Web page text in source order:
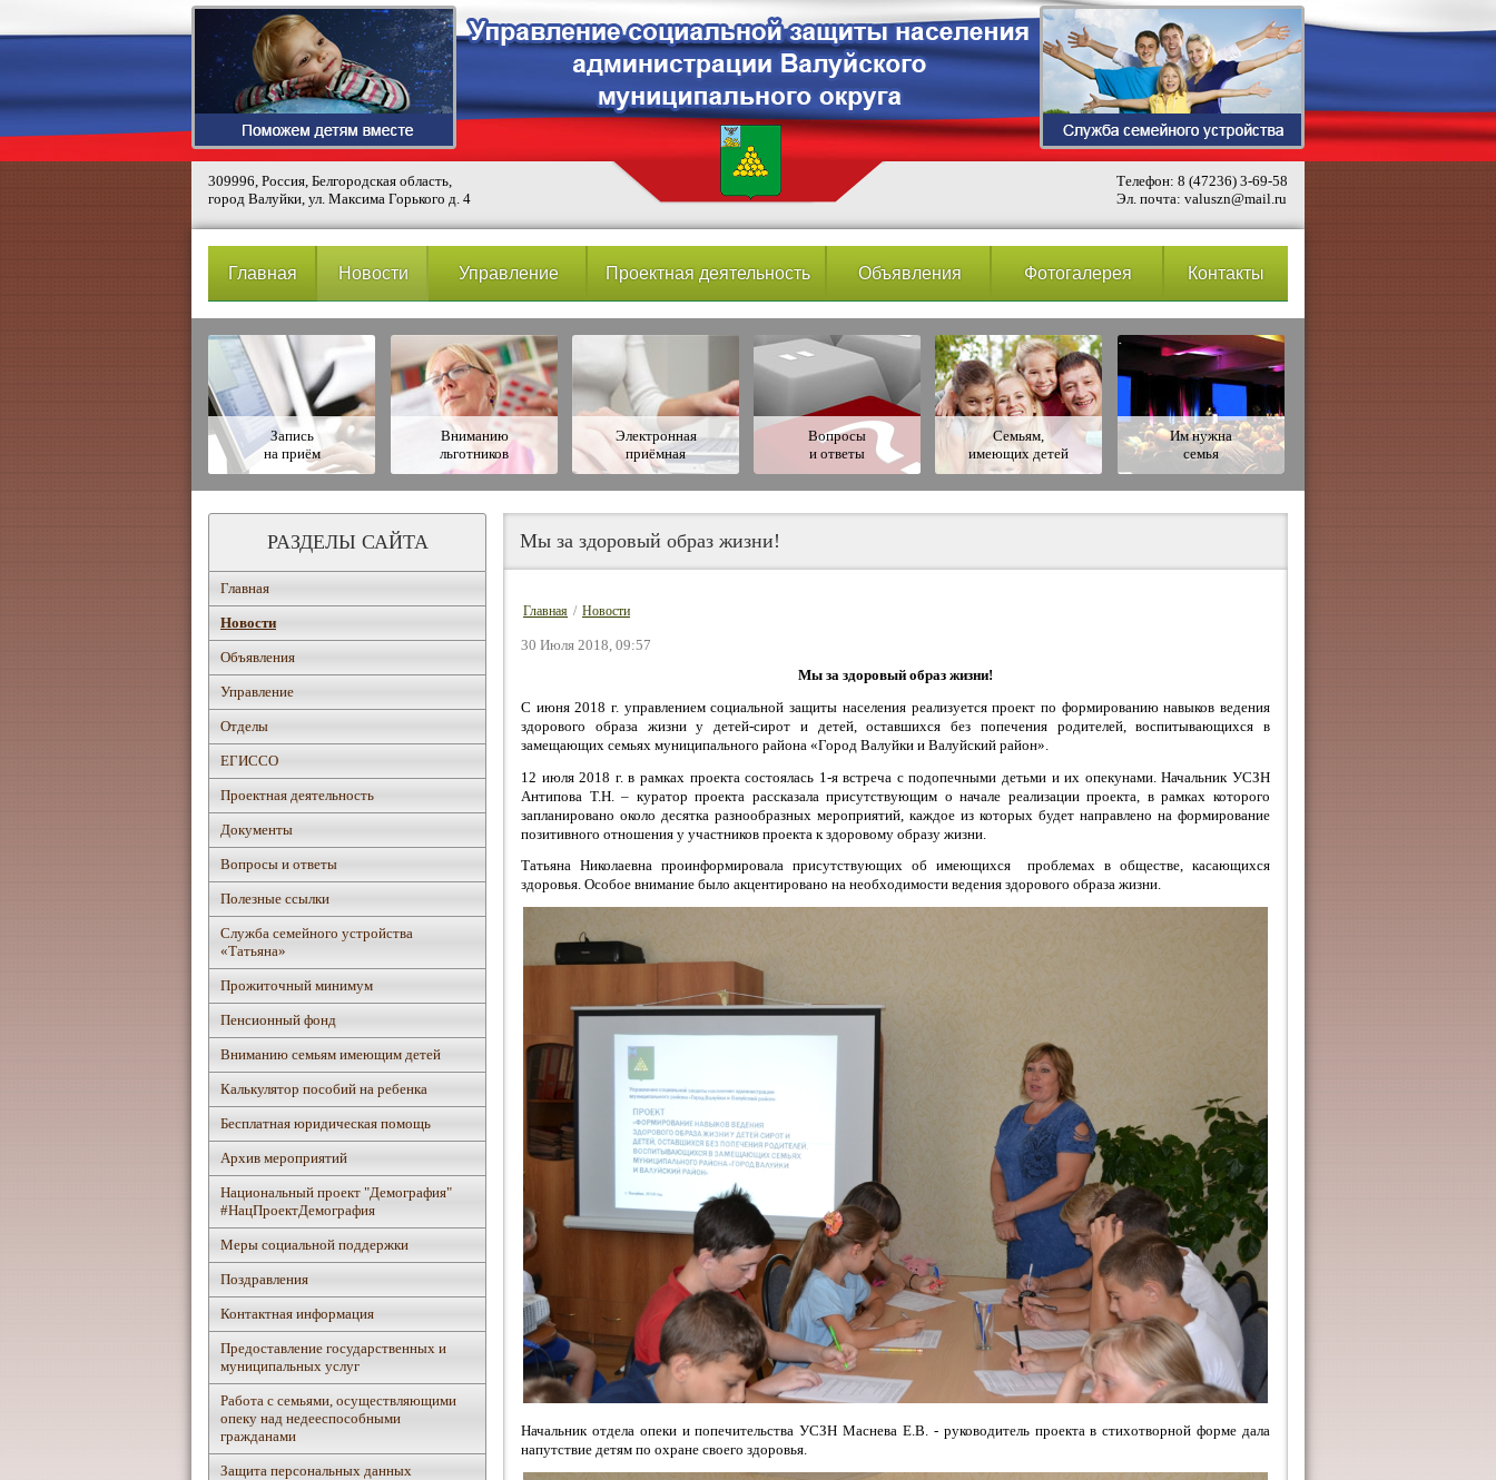
309996, Россия, Белгородская область,
город Валуйки, ул. Максима Горького д. 4
Телефон: 8 (47236) 3-69-58
Эл. почта: valuszn@mail.ru
Главная Новости Управление Проектная деятельность Объявления Фотогалерея Контакты
Запись
на приём
Вниманию
льготников
Электронная
приёмная
Вопросы
и ответы
Семьям,
имеющих детей
Им нужна
семья
РАЗДЕЛЫ САЙТА
Главная
Новости
Объявления
Управление
Отделы
ЕГИССО
Проектная деятельность
Документы
Вопросы и ответы
Полезные ссылки
Служба семейного устройства
«Татьяна»
Прожиточный минимум
Пенсионный фонд
Вниманию семьям имеющим детей
Калькулятор пособий на ребенка
Бесплатная юридическая помощь
Архив мероприятий
Национальный проект "Демография"
#НацПроектДемография
Mеры социальной поддержки
Поздравления
Контактная информация
Предоставление государственных и
муниципальных услуг
Работа с семьями, осуществляющими
опеку над недееспособными
гражданами
Защита персональных данных
Мы за здоровый образ жизни!
Главная / Новости
30 Июля 2018, 09:57
Мы за здоровый образ жизни!
С июня 2018 г. управлением социальной защиты населения реализуется проект по формированию навыков ведения
здорового образа жизни у детей-сирот и детей, оставшихся без попечения родителей, воспитывающихся в
замещающих семьях муниципального района «Город Валуйки и Валуйский район».
12 июля 2018 г. в рамках проекта состоялась 1-я встреча с подопечными детьми и их опекунами. Начальник УСЗН
Антипова Т.Н. – куратор проекта рассказала присутствующим о начале реализации проекта, в рамках которого
запланировано около десятка разнообразных мероприятий, каждое из которых будет направлено на формирование
позитивного отношения у участников проекта к здоровому образу жизни.
Татьяна Николаевна проинформировала присутствующих об имеющихся проблемах в обществе, касающихся
здоровья. Особое внимание было акцентировано на необходимости ведения здорового образа жизни.
Начальник отдела опеки и попечительства УСЗН Маснева Е.В. - руководитель проекта в стихотворной форме дала
напутствие детям по охране своего здоровья.